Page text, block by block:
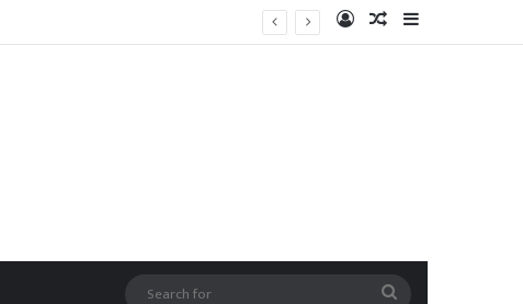
Log InRandom Article
Sidebar
Search